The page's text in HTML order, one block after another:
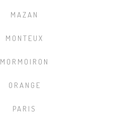
MAZAN
MONTEUX
MORMOIRON
ORANGE
PARIS